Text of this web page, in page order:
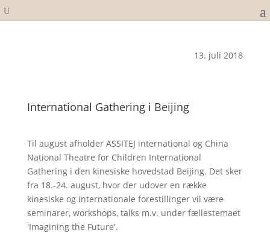
13. juli 2018
International Gathering i Beijing
Til august afholder ASSITEJ international og China
National Theatre for Children International
Gathering i den kinesiske hovedstad Beijing. Det sker
fra 18.-24. august, hvor der udover en række
kinesiske og internationale forestillinger vil være
seminarer, workshops, talks m.v. under fællestemaet
'Imagining the Future'.